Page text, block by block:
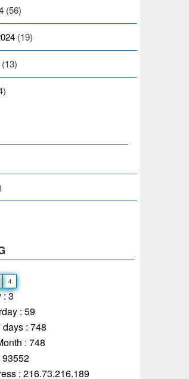
(56)
(19)
4
: 3
: 59
: 748
: 748
: 216.73.216.189